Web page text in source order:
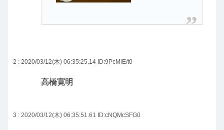
2 : 2020/03/12(木) 06:35:25.14 ID:9PcMlE/t0
高橋寛明
3 : 2020/03/12(木) 06:35:51.61 ID:cNQMcSFG0